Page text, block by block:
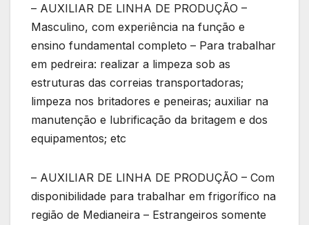
– AUXILIAR DE LINHA DE PRODUÇÃO –
Masculino, com experiência na função e
ensino fundamental completo – Para trabalhar
em pedreira: realizar a limpeza sob as
estruturas das correias transportadoras;
limpeza nos britadores e peneiras; auxiliar na
manutenção e lubrificação da britagem e dos
equipamentos; etc
– AUXILIAR DE LINHA DE PRODUÇÃO – Com
disponibilidade para trabalhar em frigorífico na
região de Medianeira – Estrangeiros somente